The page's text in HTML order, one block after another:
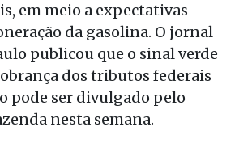
em meio a expectativas
da gasolina. O jornal
publicou que o sinal verde
dos tributos federais
pode ser divulgado pelo
nesta semana.